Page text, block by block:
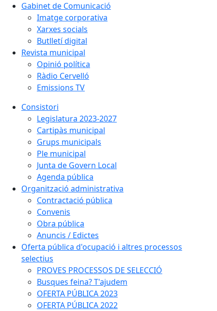
Gabinet de Comunicació
Imatge corporativa
Xarxes socials
Butlletí digital
Revista municipal
Opinió política
Ràdio Cervelló
Emissions TV
Consistori
Legislatura 2023-2027
Cartipàs municipal
Grups municipals
Ple municipal
Junta de Govern Local
Agenda pública
Organització administrativa
Contractació pública
Convenis
Obra pública
Anuncis / Edictes
Oferta pública d'ocupació i altres processos
selectius
PROVES PROCESSOS DE SELECCIÓ
Busques feina? T'ajudem
OFERTA PÚBLICA 2023
OFERTA PÚBLICA 2022